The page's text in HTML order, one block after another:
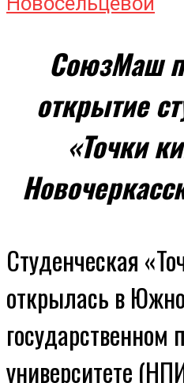
СоюзМаш
открытие
«Точки
Студенческая
открылась в
государственном
университете